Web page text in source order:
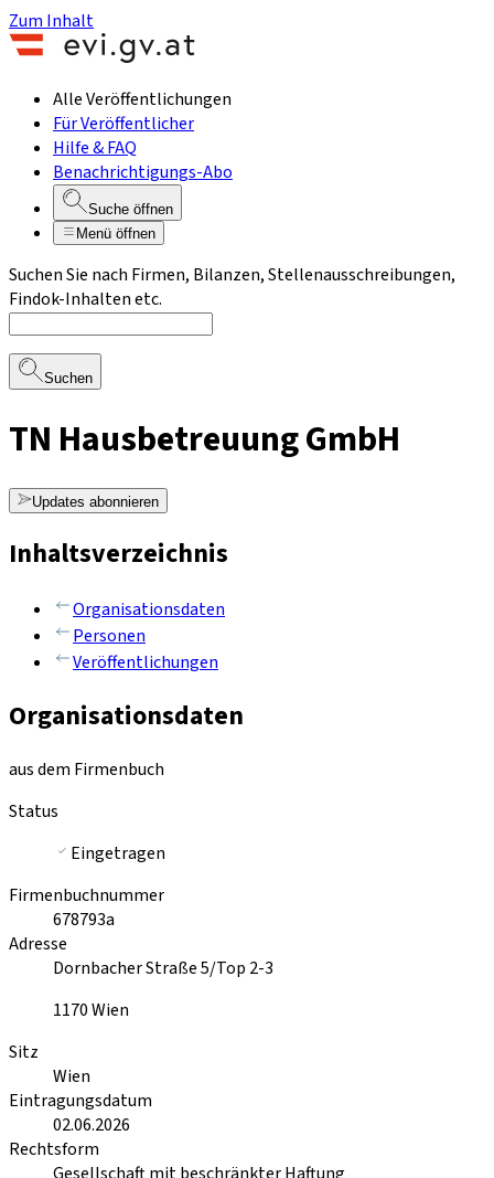
Zum Inhalt
Alle Veröffentlichungen
Für Veröffentlicher
Hilfe & FAQ
Benachrichtigungs-Abo
Suche öffnen
Menü öffnen
Suchen Sie nach Firmen, Bilanzen, Stellenausschreibungen,
Findok-Inhalten etc.
Suchen
TN Hausbetreuung GmbH
Updates abonnieren
Inhaltsverzeichnis
Organisationsdaten
Personen
Veröffentlichungen
Organisationsdaten
aus dem Firmenbuch
Status
Eingetragen
Firmenbuchnummer
678793a
Adresse
Dornbacher Straße 5/Top 2-3
1170Wien
Sitz
Wien
Eintragungsdatum
02.06.2026
Rechtsform